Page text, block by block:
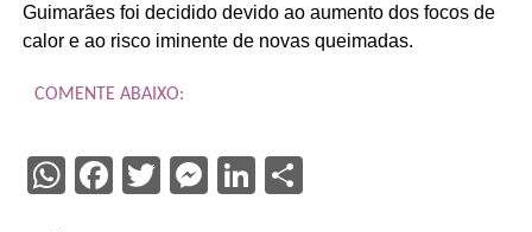
Guimarães foi decidido devido ao aumento dos focos de
calor e ao risco iminente de novas queimadas.
COMENTE ABAIXO:
WhatsApp
Facebook
Twitter
Messenger
LinkedIn
Share